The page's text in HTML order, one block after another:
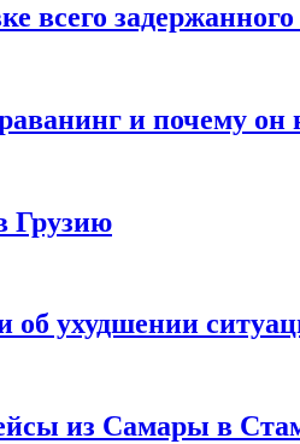
всего
и почему он
Грузию
ухудшении
из Самары в